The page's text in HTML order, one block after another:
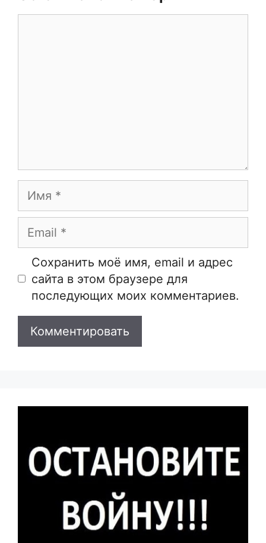
Имя
Email
Сайт
Сохранить моё имя, email и адрес
сайта в этом браузере для
последующих моих комментариев.